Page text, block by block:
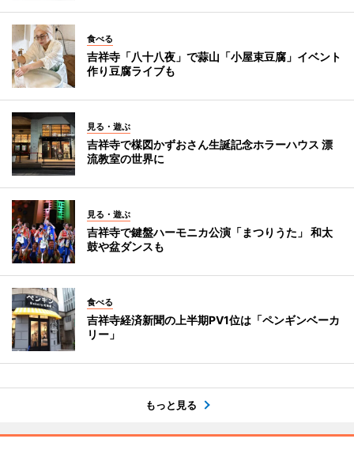
食べる
吉祥寺「八十八夜」で蒜山「小屋束豆腐」イベント
作り豆腐ライブも
見る・遊ぶ
吉祥寺で楳図かずおさん生誕記念ホラーハウス 漂
流教室の世界に
見る・遊ぶ
吉祥寺で鍵盤ハーモニカ公演「まつりうた」 和太
鼓や盆ダンスも
食べる
吉祥寺経済新聞の上半期PV1位は「ペンギンベーカ
リー」
もっと見る